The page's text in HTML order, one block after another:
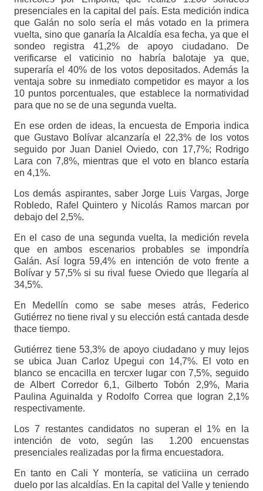
presenciales en la capital del país. Esta medición indica
que Galán no solo sería el más votado en la primera
vuelta, sino que ganaría la Alcaldía esa fecha, ya que el
sondeo registra 41,2% de apoyo ciudadano. De
verificarse el vaticinio no habría balotaje ya que,
superaría el 40% de los votos depositados. Además la
ventaja sobre su inmediato competidor es mayor a los
10 puntos porcentuales, que establece la normatividad
para que no se de una segunda vuelta.
En ese orden de ideas, la encuesta de Emporia indica
que Gustavo Bolívar alcanzaría el 22,3% de los votos
seguido por Juan Daniel Oviedo, con 17,7%; Rodrigo
Lara con 7,8%, mientras que el voto en blanco estaría
en 4,1%.
Los demás aspirantes, saber Jorge Luis Vargas, Jorge
Robledo, Rafel Quintero y Nicolás Ramos marcan por
debajo del 2,5%.
En el caso de una segunda vuelta, la medición revela
que en ambos escenarios probables se impondría
Galán. Así logra 59,4% en intención de voto frente a
Bolívar y 57,5% si su rival fuese Oviedo que llegaría al
34,5%.
En Medellín como se sabe meses atrás, Federico
Gutiérrez no tiene rival y su elección está cantada desde
thace tiempo.
Gutiérrez tiene 53,3% de apoyo ciudadano y muy lejos
se ubica Juan Carloz Upegui con 14,7%. El voto en
blanco se encacilla en tercxer lugar con 7,5%, seguido
de Albert Corredor 6,1, Gilberto Tobón 2,9%, Maria
Paulina Aguinalda y Rodolfo Correa que logran 2,1%
respectivamente.
Los 7 restantes candidatos no superan el 1% en la
intención de voto, según las 1.200 encuenstas
presenciales realizadas por la firma encuestadora.
En tanto en Cali Y montería, se vaticiina un cerrado
duelo por las alcaldías. En la capital del Valle y teniendo